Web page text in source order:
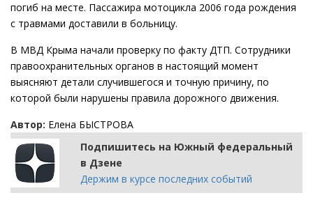
погиб на месте. Пассажира мотоцикла 2006 года рождения
с травмами доставили в больницу.
В МВД Крыма начали проверку по факту ДТП. Сотрудники
правоохранительных органов в настоящий момент
выясняют детали случившегося и точную причину, по
которой были нарушены правила дорожного движения.
Автор: Елена БЫСТРОВА
Подпишитесь на Южный федеральный
в Дзене
Держим в курсе последних событий